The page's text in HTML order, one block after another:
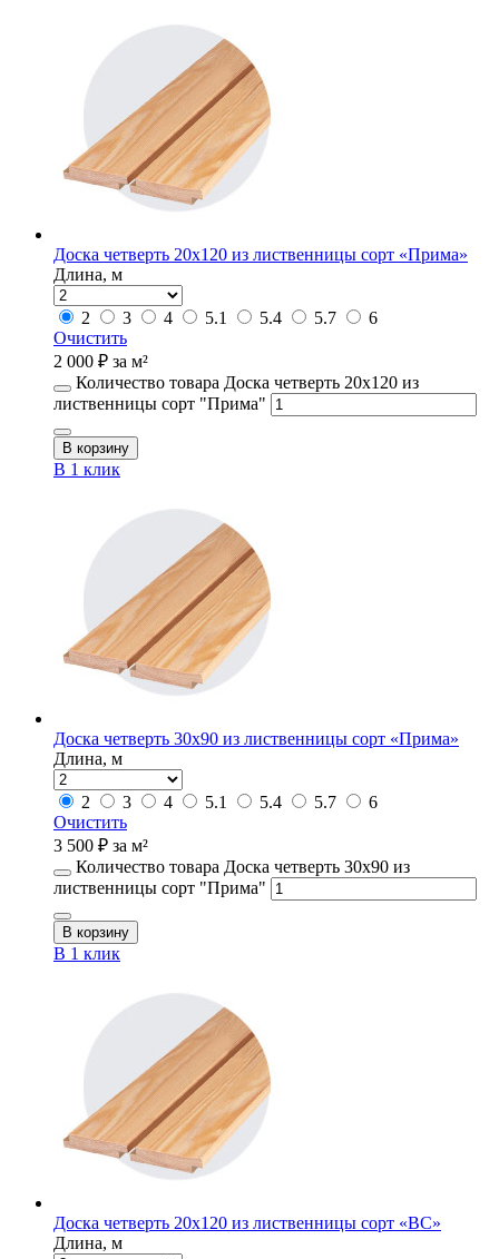
Доска четверть 20х120 из лиственницы сорт «Прима»
Длина, м
2 3 4 5.1 5.4 5.7
6
Очистить
2 000 ₽ за м²
Количество товара Доска четверть 20х120 из
лиственницы сорт "Прима"
В корзину
В 1 клик
Доска четверть 30х90 из лиственницы сорт «Прима»
Длина, м
2 3 4 5.1 5.4 5.7
6
Очистить
3 500 ₽ за м²
Количество товара Доска четверть 30х90 из
лиственницы сорт "Прима"
В корзину
В 1 клик
Доска четверть 20х120 из лиственницы сорт «ВС»
Длина, м